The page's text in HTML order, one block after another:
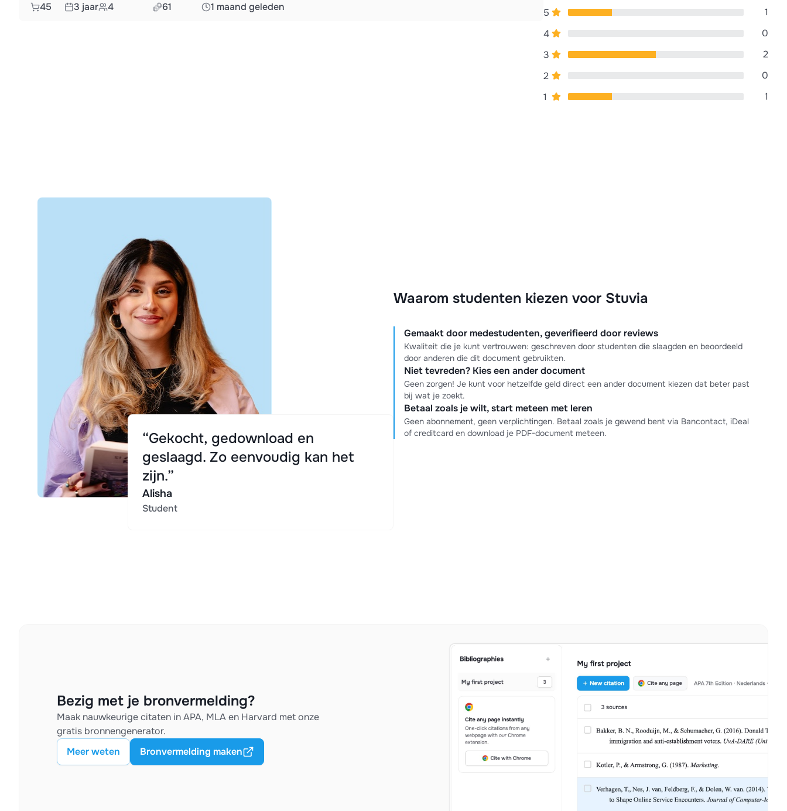
45 3 jaar 4 61 1 maand geleden 5
1
4
0
3
2
2
0
1
1
Waarom studenten kiezen voor Stuvia
Gemaakt door medestudenten, geverifieerd door reviews
Kwaliteit die je kunt vertrouwen: geschreven door studenten die slaagden en beoordeeld
door anderen die dit document gebruikten.
Niet tevreden? Kies een ander document
Geen zorgen! Je kunt voor hetzelfde geld direct een ander document kiezen dat beter past
bij wat je zoekt.
Betaal zoals je wilt, start meteen met leren
Geen abonnement, geen verplichtingen. Betaal zoals je gewend bent via Bancontact, iDeal
of creditcard en download je PDF-document meteen.
“Gekocht, gedownload en
geslaagd. Zo eenvoudig kan het
zijn.”
Alisha
Student
Bezig met je bronvermelding?
Maak nauwkeurige citaten in APA, MLA en Harvard met onze
gratis bronnengenerator.
Meer weten
Bronvermelding maken